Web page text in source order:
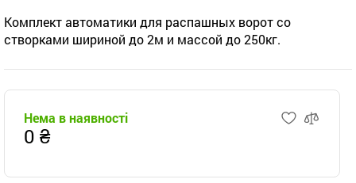
Комплект автоматики для распашных ворот со
створками шириной до 2м и массой до 250кг.
Нема в наявності
0 ₴